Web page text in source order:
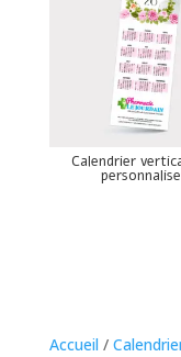
Calendrier
Accueil /